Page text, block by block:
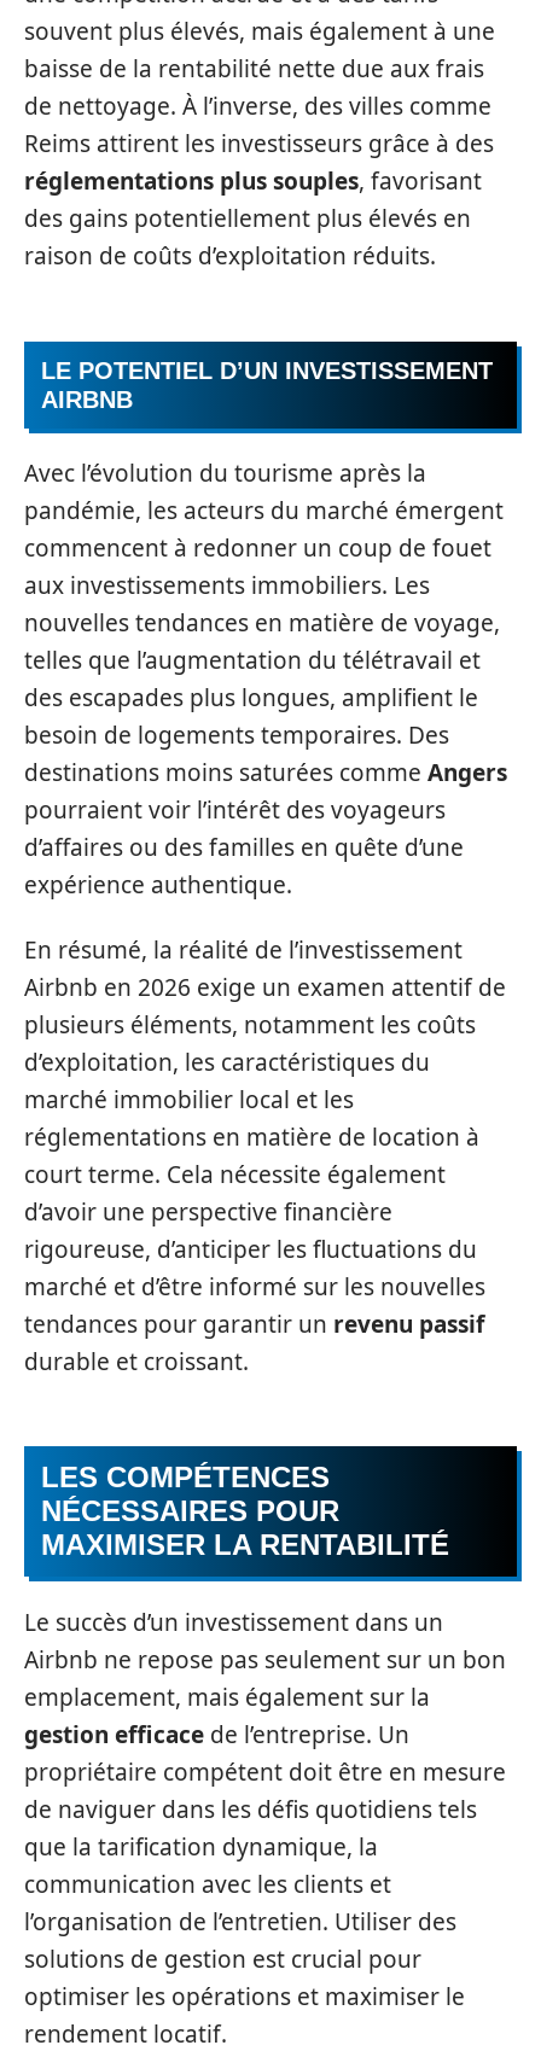
souvent plus élevés, mais également à une
baisse de la rentabilité nette due aux frais
de nettoyage. À l’inverse, des villes comme
Reims attirent les investisseurs grâce à des
réglementations plus souples, favorisant
des gains potentiellement plus élevés en
raison de coûts d’exploitation réduits.
LE POTENTIEL D’UN INVESTISSEMENT
AIRBNB
Avec l’évolution du tourisme après la
pandémie, les acteurs du marché émergent
commencent à redonner un coup de fouet
aux investissements immobiliers. Les
nouvelles tendances en matière de voyage,
telles que l’augmentation du télétravail et
des escapades plus longues, amplifient le
besoin de logements temporaires. Des
destinations moins saturées comme Angers
pourraient voir l’intérêt des voyageurs
d’affaires ou des familles en quête d’une
expérience authentique.
En résumé, la réalité de l’investissement
Airbnb en 2026 exige un examen attentif de
plusieurs éléments, notamment les coûts
d’exploitation, les caractéristiques du
marché immobilier local et les
réglementations en matière de location à
court terme. Cela nécessite également
d’avoir une perspective financière
rigoureuse, d’anticiper les fluctuations du
marché et d’être informé sur les nouvelles
tendances pour garantir un revenu passif
durable et croissant.
LES COMPÉTENCES
NÉCESSAIRES POUR
MAXIMISER LA RENTABILITÉ
Le succès d’un investissement dans un
Airbnb ne repose pas seulement sur un bon
emplacement, mais également sur la
gestion efficace de l’entreprise. Un
propriétaire compétent doit être en mesure
de naviguer dans les défis quotidiens tels
que la tarification dynamique, la
communication avec les clients et
l’organisation de l’entretien. Utiliser des
solutions de gestion est crucial pour
optimiser les opérations et maximiser le
rendement locatif.